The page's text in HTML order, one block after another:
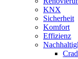
KNX
Sicherheit
Komfort
Effizienz